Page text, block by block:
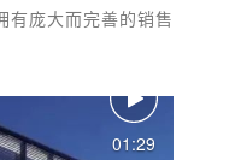
庞大而完善的销售
01:29